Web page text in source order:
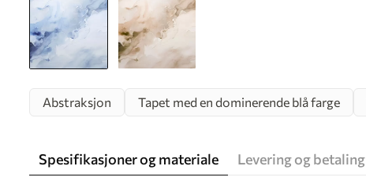
Abstraksjon Tapet med en dominerende blå farge
Spesifikasjoner og materiale Levering og betaling